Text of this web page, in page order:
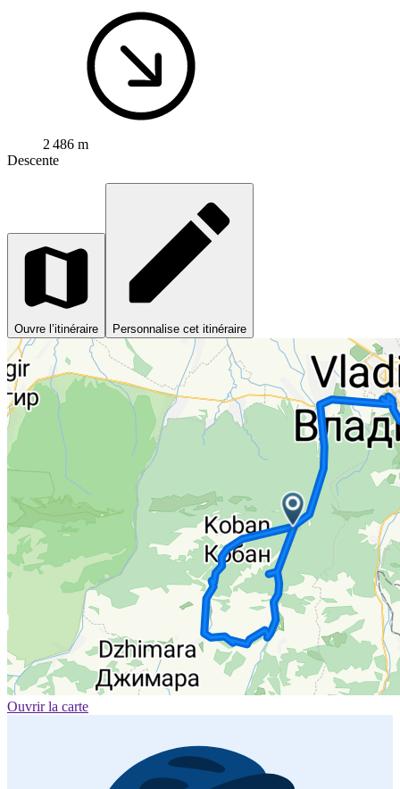
2 486 m
Descente
Ouvre l’itinéraire Personnalise cet itinéraire
Ouvrir la carte